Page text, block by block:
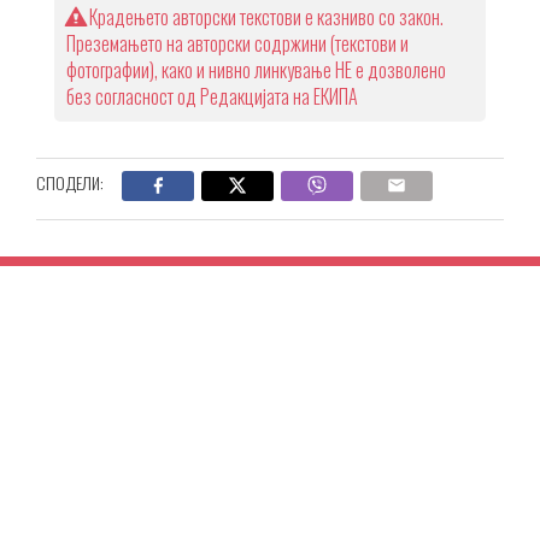
Крадењето авторски текстови е казниво со закон.
Преземањето на авторски содржини (текстови и
фотографии), како и нивно линкување НЕ е дозволено
без согласност од Редакцијата на ЕКИПА
СПОДЕЛИ: